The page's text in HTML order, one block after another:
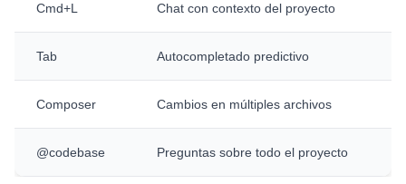
Cmd+L Chat con contexto del proyecto
Tab Autocompletado predictivo
Composer Cambios en múltiples archivos
@codebase Preguntas sobre todo el proyecto